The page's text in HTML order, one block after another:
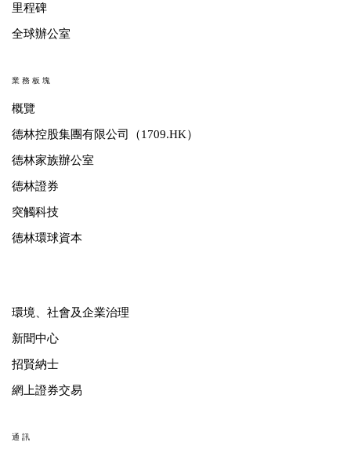
里程碑
全球辦公室
業務板塊
概覽
德林控股集團有限公司（1709.HK）
德林家族辦公室
德林證券
突觸科技
德林環球資本
環境、社會及企業治理
新聞中心
招賢納士
網上證券交易
通訊